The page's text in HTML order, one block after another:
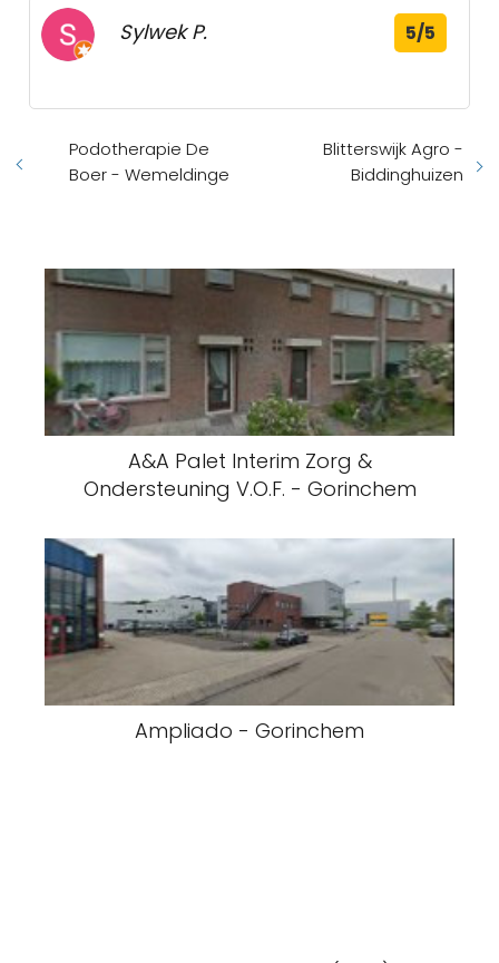
Sylwek P. 5/5
Podotherapie De
Boer - Wemeldinge
Blitterswijk Agro -
Biddinghuizen
A&A Palet Interim Zorg &
Ondersteuning V.O.F. - Gorinchem
Ampliado - Gorinchem